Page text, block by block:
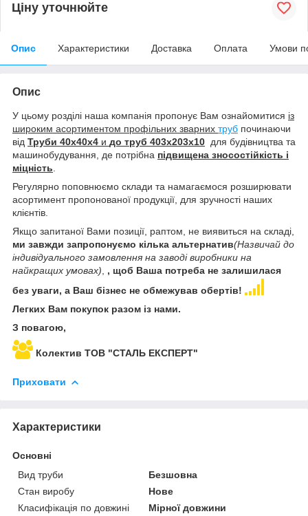
Ціну уточнюйте
Опис Характеристики Доставка Оплата Умови
Опис
У цьому розділі наша компанія пропонує Вам ознайомитися із
широким асортиментом профільних зварних труб починаючи
від Труби 40х40х4 и до труб 403х203х10 для будівництва та
машинобудування, де потрібна підвищена зносостійкість і
міцність
Регулярно поповнюємо склади та намагаємося розширювати
асортимент пропонованої продукції, для зручності наших
клієнтів.
Якщо запитаної Вами позиції, раптом, не виявиться на складі,
ми завжди запропонуємо кілька альтернатив(Назвичай до
індивідуального замовлення на заводі виробники на
найкращих умовах)
, щоб Ваша потреба не залишилася
без уваги, а Ваш бізнес не обмежував обертів!
Легких Вам покупок разом із нами.
З повагою,
Колектив ТОВ "СТАЛЬ ЕКСПЕРТ"
Приховати
Характеристики
Основні
Вид труби
Безшовна
Стан виробу
Нове
Класифікація по довжині
Мірної довжини